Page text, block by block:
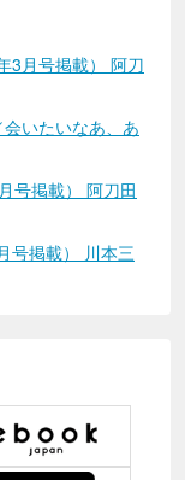
3月号掲載） 阿刀
いたいなあ、あ
号掲載） 阿刀田
号掲載） 川本三